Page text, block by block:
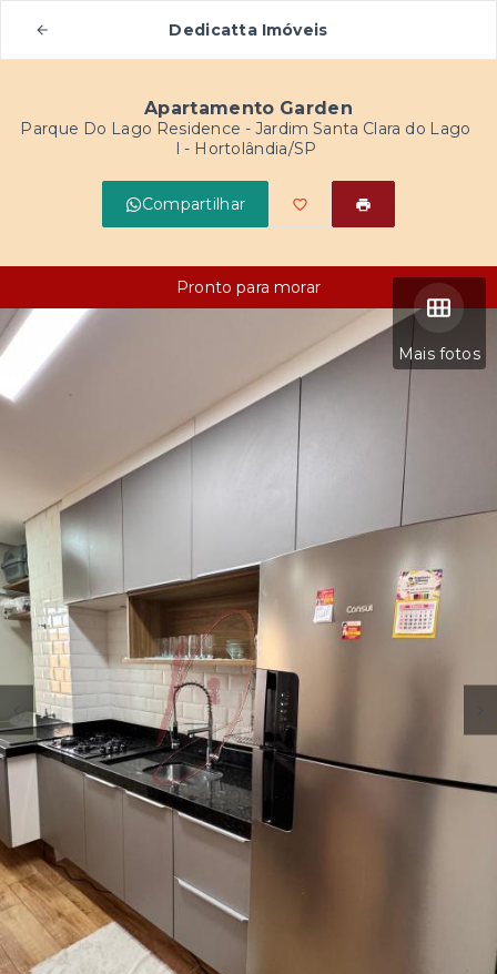
Dedicatta Imóveis
Apartamento Garden
Parque Do Lago Residence - Jardim Santa Clara do Lago
I - Hortolândia/SP
Compartilhar
Mais fotos
Pronto para morar